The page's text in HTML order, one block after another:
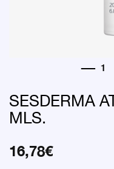
SESDERMA
MLS.
16,78€